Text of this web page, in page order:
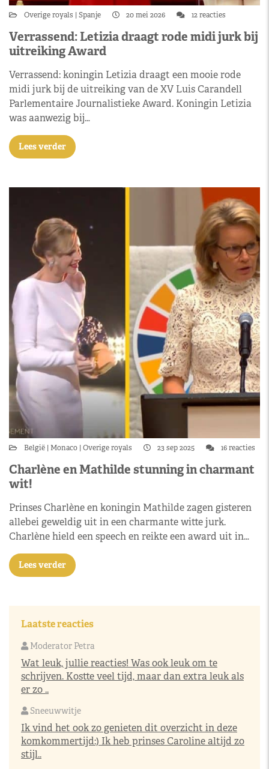
Overige royals Spanje 20 mei 2026 12 reacties
Verrassend: Letizia draagt rode midi jurk bij
uitreiking Award
Verrassend: koningin Letizia draagt een mooie rode
midi jurk bij de uitreiking van de XV Luis Carandell
Parlementaire Journalistieke Award. Koningin Letizia
was aanwezig bij…
Lees verder
België Monaco Overige royals 23 sep 2025 16 reacties
Charlène en Mathilde stunning in charmant
wit!
Prinses Charlène en koningin Mathilde zagen gisteren
allebei geweldig uit in een charmante witte jurk.
Charlène hield een speech en reikte een award uit in…
Lees verder
Laatste reacties
Moderator Petra
Wat leuk, jullie reacties! Was ook leuk om te
schrijven. Kostte veel tijd, maar dan extra leuk als
er zo ..
Sneeuwwitje
Ik vind het ook zo genieten dit overzicht in deze
komkommertijd:) Ik heb prinses Caroline altijd zo
stijl..